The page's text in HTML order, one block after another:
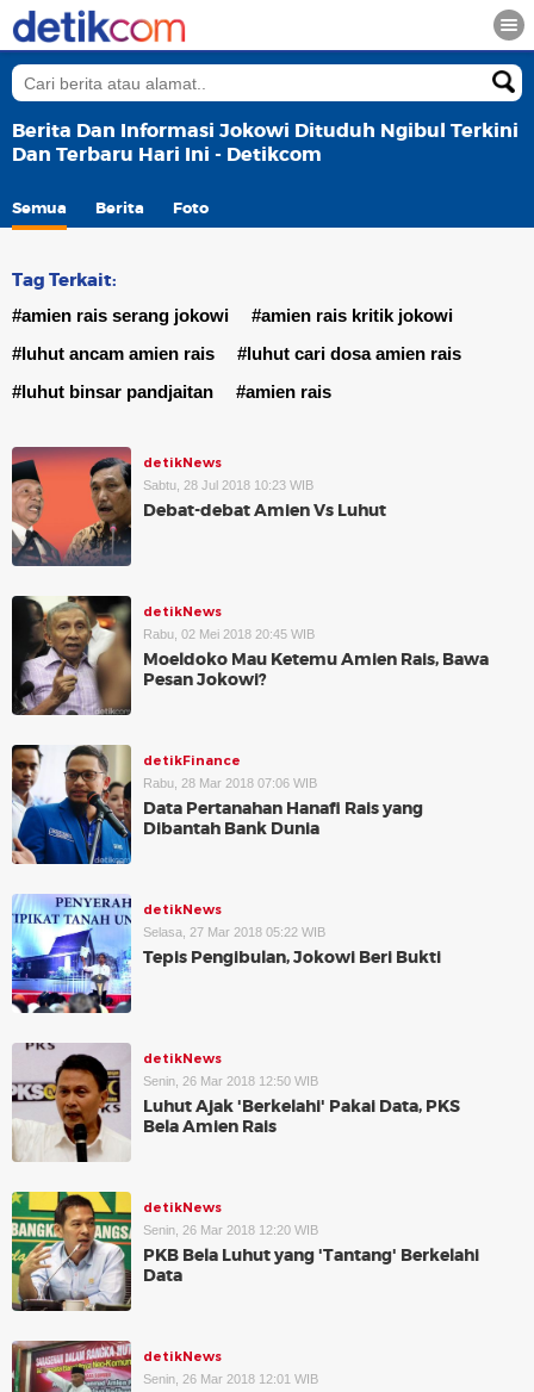
Berita Dan Informasi Jokowi Dituduh Ngibul Terkini
Dan Terbaru Hari Ini - Detikcom
Semua Berita Foto
Tag Terkait:
#amien rais serang jokowi
#amien rais kritik jokowi
#luhut ancam amien rais
#luhut cari dosa amien rais
#luhut binsar pandjaitan
#amien rais
detikNews
Sabtu, 28 Jul 2018 10:23 WIB
Debat-debat Amien Vs Luhut
detikNews
Rabu, 02 Mei 2018 20:45 WIB
Moeldoko Mau Ketemu Amien Rais, Bawa
Pesan Jokowi?
detikFinance
Rabu, 28 Mar 2018 07:06 WIB
Data Pertanahan Hanafi Rais yang
Dibantah Bank Dunia
detikNews
Selasa, 27 Mar 2018 05:22 WIB
Tepis Pengibulan, Jokowi Beri Bukti
detikNews
Senin, 26 Mar 2018 12:50 WIB
Luhut Ajak 'Berkelahi' Pakai Data, PKS
Bela Amien Rais
detikNews
Senin, 26 Mar 2018 12:20 WIB
PKB Bela Luhut yang 'Tantang' Berkelahi
Data
detikNews
Senin, 26 Mar 2018 12:01 WIB